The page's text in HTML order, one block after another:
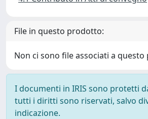
File in questo prodotto:
Non ci sono file associati a
I documenti in IRIS sono protetti
tutti i diritti sono riservati, salvo
indicazione.